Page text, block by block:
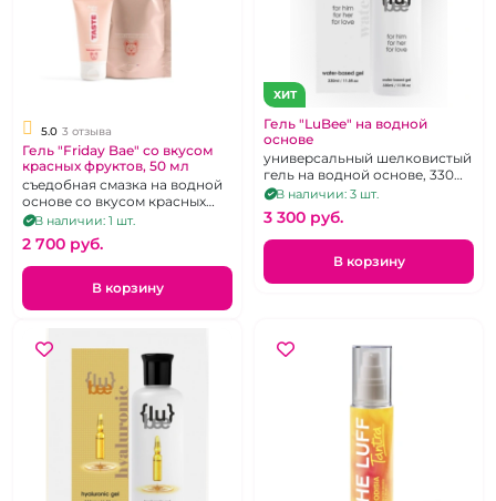
5.0 3 отзыва
Гель "Friday Bae" со вкусом
красных фруктов, 50 мл
съедобная смазка на водной
основе со вкусом красных
фруктов, 50 мл
В наличии: 1 шт.
2 700 pуб.
В корзину
ХИТ
Гель "LuBee" на водной
основе
универсальный шелковистый
гель на водной основе, 330
мл, без вкуса и запаха
В наличии: 3 шт.
3 300 pуб.
В корзину